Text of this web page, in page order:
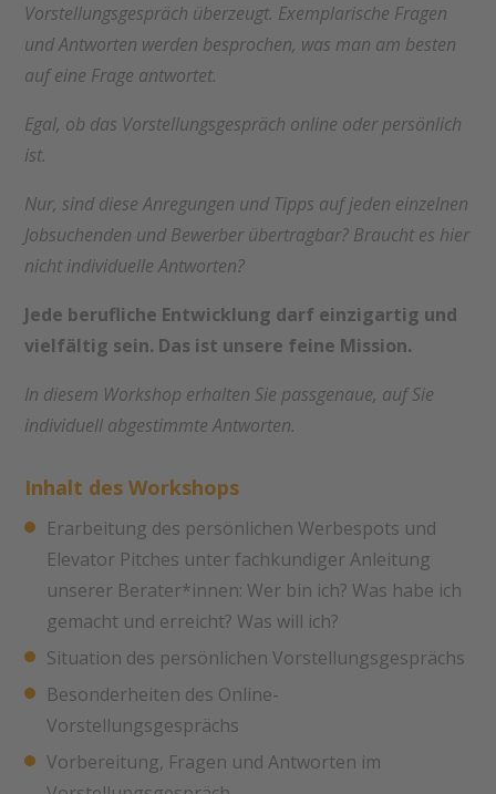
Vorstellungsgespräch überzeugt. Exemplarische Fragen
und Antworten werden besprochen, was man am besten
auf eine Frage antwortet.
Egal, ob das Vorstellungsgespräch online oder persönlich
ist.
Nur, sind diese Anregungen und Tipps auf jeden einzelnen
Jobsuchenden und Bewerber übertragbar? Braucht es hier
nicht individuelle Antworten?
Jede berufliche Entwicklung darf einzigartig und
vielfältig sein. Das ist unsere feine Mission.
In diesem Workshop erhalten Sie passgenaue, auf Sie
individuell abgestimmte Antworten.
Inhalt des Workshops
Erarbeitung des persönlichen Werbespots und
Elevator Pitches unter fachkundiger Anleitung
unserer Berater*innen: Wer bin ich? Was habe ich
gemacht und erreicht? Was will ich?
Situation des persönlichen Vorstellungsgesprächs
Besonderheiten des Online-
Vorstellungsgesprächs
Vorbereitung, Fragen und Antworten im